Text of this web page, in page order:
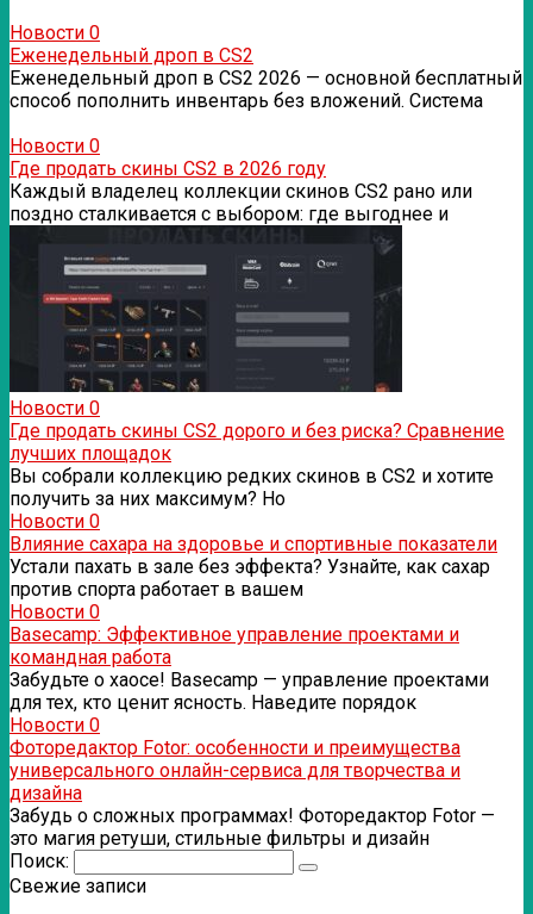
Новости 0
Еженедельный дроп в CS2
Еженедельный дроп в CS2 2026 — основной бесплатный
способ пополнить инвентарь без вложений. Система
Новости 0
Где продать скины CS2 в 2026 году
Каждый владелец коллекции скинов CS2 рано или
поздно сталкивается с выбором: где выгоднее и
Новости 0
Где продать скины CS2 дорого и без риска? Сравнение
лучших площадок
Вы собрали коллекцию редких скинов в CS2 и хотите
получить за них максимум? Но
Новости 0
Влияние сахара на здоровье и спортивные показатели
Устали пахать в зале без эффекта? Узнайте, как сахар
против спорта работает в вашем
Новости 0
Basecamp: Эффективное управление проектами и
командная работа
Забудьте о хаосе! Basecamp — управление проектами
для тех, кто ценит ясность. Наведите порядок
Новости 0
Фоторедактор Fotor: особенности и преимущества
универсального онлайн-сервиса для творчества и
дизайна
Забудь о сложных программах! Фоторедактор Fotor —
это магия ретуши, стильные фильтры и дизайн
Поиск:
Свежие записи